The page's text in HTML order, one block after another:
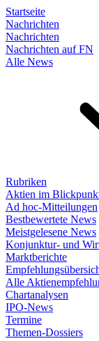
Startseite
Nachrichten
Nachrichten
Nachrichten auf FN
Alle News
Rubriken
Aktien im
Ad hoc-Mitteilungen
Bestbewertete News
Meistgelesene News
Konjunktur- und
Marktberichte
Alle
Chartanalysen
IPO-News
Termine
Themen-Dossiers